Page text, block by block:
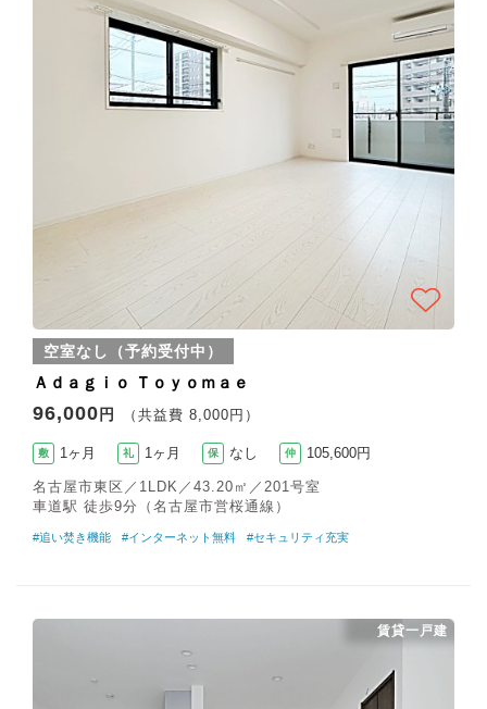
空室なし（予約受付中）
Ａｄａｇｉｏ Ｔｏｙｏｍａｅ
96,000 円 （共益費 8,000円）
敷 1ヶ月 礼 1ヶ月 保 なし 仲 105,600円
名古屋市東区／1LDK／43.20㎡／201号室
車道駅 徒歩9分（名古屋市営桜通線）
#追い焚き機能 #インターネット無料 #セキュリティ充実
賃貸一戸建